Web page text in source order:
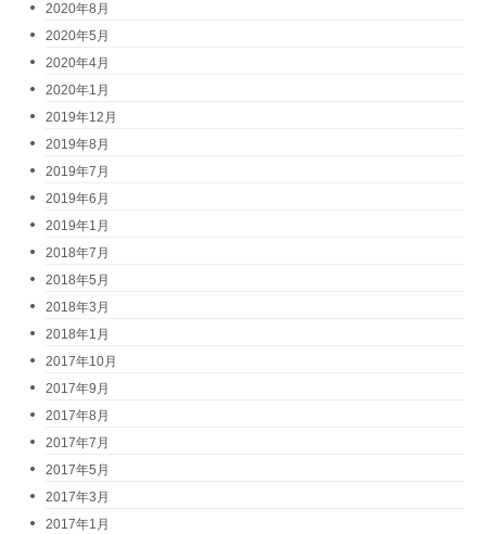
2020年8月
2020年5月
2020年4月
2020年1月
2019年12月
2019年8月
2019年7月
2019年6月
2019年1月
2018年7月
2018年5月
2018年3月
2018年1月
2017年10月
2017年9月
2017年8月
2017年7月
2017年5月
2017年3月
2017年1月